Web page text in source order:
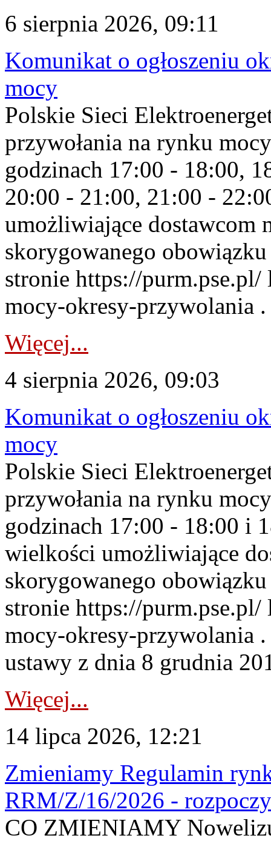
6 sierpnia 2026, 09:11
Komunikat o ogłoszeniu
mocy
Polskie Sieci
przywołania na rynku
godzinach 17:00 - 18:00,
20:00 - 21:00, 21:00 -
umożliwiające dostawcom
skorygowanego
stronie https://
mocy-okresy-przywolania
Więcej...
4 sierpnia 2026, 09:03
Komunikat o ogłoszeniu
mocy
Polskie Sieci
przywołania na rynku
godzinach 17:00 - 18:00 i
wielkości umożliwiające
skorygowanego
stronie https://
mocy-okresy-przywolania
ustawy z dnia 8 grudnia
Więcej...
14 lipca 2026, 12:21
Zmieniamy Regulamin
RRM/Z/16/2026 -
CO ZMIENIAMY